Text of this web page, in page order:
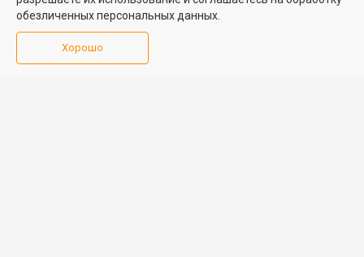
рынке жилья на портале BN.ru
Посмотреть объявления
Аналитика
недвижимости
обезличенных персональных данных.
Хорошо